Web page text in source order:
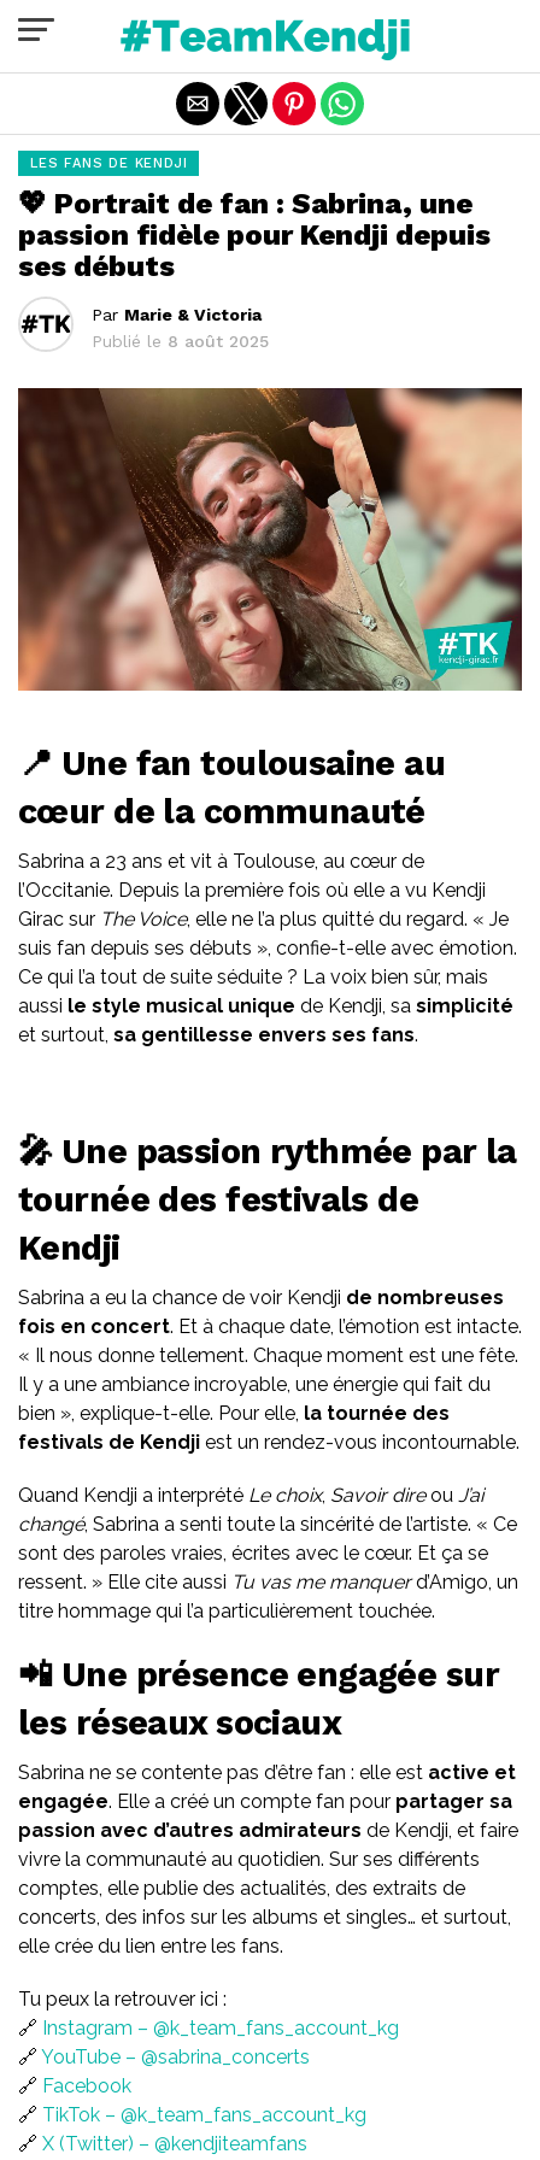
LES FANS DE KENDJI
💖 Portrait de fan : Sabrina, une
passion fidèle pour Kendji depuis
ses débuts
Par Marie & Victoria
Publié le 8 août 2025
📍 Une fan toulousaine au
cœur de la communauté
Sabrina a 23 ans et vit à Toulouse, au cœur de
l’Occitanie. Depuis la première fois où elle a vu Kendji
Girac sur The Voice, elle ne l’a plus quitté du regard. « Je
suis fan depuis ses débuts », confie-t-elle avec émotion.
Ce qui l’a tout de suite séduite ? La voix bien sûr, mais
aussi le style musical unique de Kendji, sa simplicité
et surtout, sa gentillesse envers ses fans.
🎤 Une passion rythmée par la
tournée des festivals de
Kendji
Sabrina a eu la chance de voir Kendji de nombreuses
fois en concert. Et à chaque date, l’émotion est intacte.
« Il nous donne tellement. Chaque moment est une fête.
Il y a une ambiance incroyable, une énergie qui fait du
bien », explique-t-elle. Pour elle, la tournée des
festivals de Kendji est un rendez-vous incontournable.
Quand Kendji a interprété Le choix, Savoir direou J’ai
changé, Sabrina a senti toute la sincérité de l’artiste. « Ce
sont des paroles vraies, écrites avec le cœur. Et ça se
ressent. » Elle cite aussi Tu vas me manquerd’Amigo, un
titre hommage qui l’a particulièrement touchée.
📲 Une présence engagée sur
les réseaux sociaux
Sabrina ne se contente pas d’être fan : elle est active et
engagée. Elle a créé un compte fan pour partager sa
passion avec d’autres admirateurs de Kendji, et faire
vivre la communauté au quotidien. Sur ses différents
comptes, elle publie des actualités, des extraits de
concerts, des infos sur les albums et singles… et surtout,
elle crée du lien entre les fans.
Tu peux la retrouver ici :
🔗 Instagram – @k_team_fans_account_kg
🔗 YouTube – @sabrina_concerts
🔗 Facebook
🔗 TikTok – @k_team_fans_account_kg
🔗 X (Twitter) – @kendjiteamfans
Quitter la version mobile